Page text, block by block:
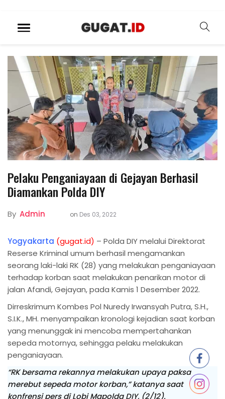
Pelaku Penganiayaan di Gejayan Berhasil
Diamankan Polda DIY
By Admin on Des 03, 2022
Yogyakarta (gugat.id) – Polda DIY melalui Direktorat
Reserse Kriminal umum berhasil mengamankan
seorang laki-laki RK (28) yang melakukan penganiayaan
terhadap korban saat melakukan penarikan motor di
jalan Afandi, Gejayan, pada Kamis 1 Desember 2022.
Dirreskrimum Kombes Pol Nuredy Irwansyah Putra, S.H.,
S.I.K., MH. menyampaikan kronologi kejadian saat korban
yang menunggak ini mencoba mempertahankan
sepeda motornya, sehingga pelaku melakukan
penganiayaan.
“RK bersama rekannya melakukan upaya paksa
merebut sepeda motor korban,” katanya saat
konfrensi pers di Lobi Mapolda DIY, (2/12).